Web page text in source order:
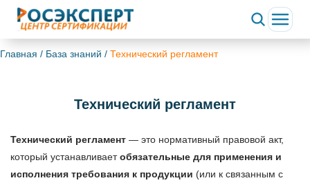
Главная / База знаний / Технический регламент
Технический регламент
Технический регламент — это нормативный правовой акт,
который устанавливаетобязательные для применения и
исполнения требования к продукции (или к связанным с